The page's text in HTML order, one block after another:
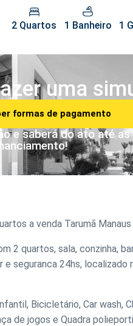
2 Quartos 1 Banheiro 1
uma
formas de pagamento
e saberá do ato até as
a venda Tarumã
2 quartos, sala, conzinha,
seguranca 24hs, localizado
Bicicletário, Car wash,
de jogos e Quadra